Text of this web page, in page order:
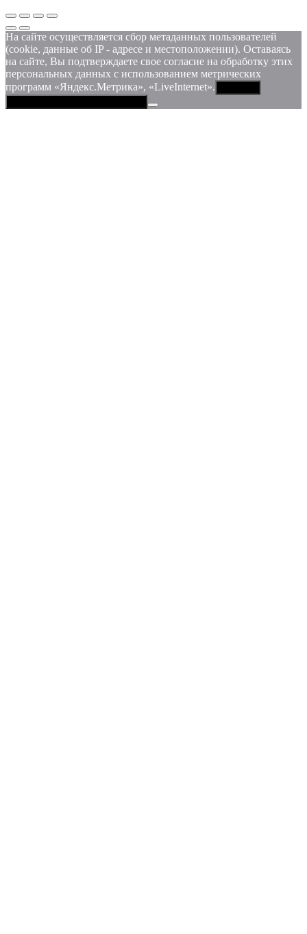
На сайте осуществляется сбор метаданных пользователей
(cookie, данные об IP - адресе и местоположении). Оставаясь
на сайте, Вы подтверждаете свое согласие на обработку этих
персональных данных c использованием метрических
программ «Яндекс.Метрика», «LiveInternet».